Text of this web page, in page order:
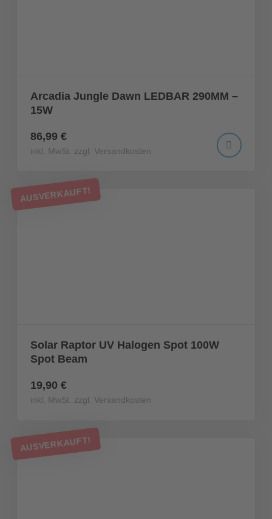
Arcadia Jungle Dawn LEDBAR 290MM –
15W
86,99 €
inkl. MwSt. zzgl. Versandkosten
Solar Raptor UV Halogen Spot 100W
Spot Beam
19,90 €
inkl. MwSt. zzgl. Versandkosten
AUSVERKAUFT!
AUSVERKAUFT!